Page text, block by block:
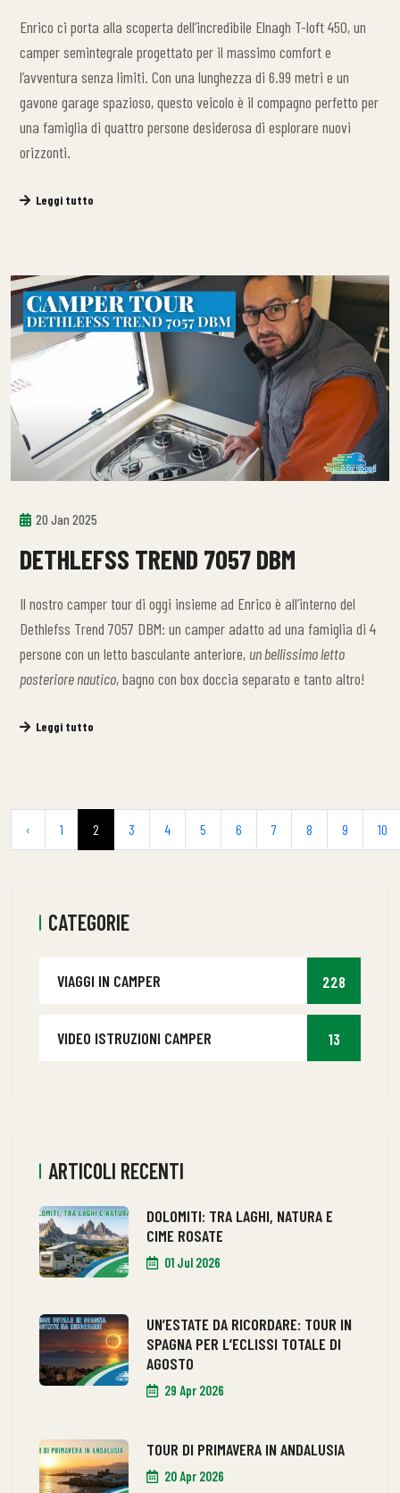
Enrico ci porta alla scoperta dell’incredibile Elnagh T-loft 450, un
camper semintegrale progettato per il massimo comfort e
l’avventura senza limiti. Con una lunghezza di 6.99 metri e un
gavone garage spazioso, questo veicolo è il compagno perfetto per
una famiglia di quattro persone desiderosa di esplorare nuovi
orizzonti.
Leggi tutto
20 Jan 2025
DETHLEFSS TREND 7057 DBM
Il nostro camper tour di oggi insieme ad Enrico è all’interno del
Dethlefss Trend 7057 DBM: un camper adatto ad una famiglia di 4
persone con un letto basculante anteriore, un bellissimo letto
posteriore nautico, bagno con box doccia separato e tanto altro!
Leggi tutto
‹ 1 2 3 4 5 6 7 8 9 10
CATEGORIE
VIAGGI IN CAMPER 228
VIDEO ISTRUZIONI CAMPER 13
ARTICOLI RECENTI
DOLOMITI: TRA LAGHI, NATURA E
CIME ROSATE
01 Jul 2026
UN’ESTATE DA RICORDARE: TOUR IN
SPAGNA PER L’ECLISSI TOTALE DI
AGOSTO
29 Apr 2026
TOUR DI PRIMAVERA IN ANDALUSIA
20 Apr 2026